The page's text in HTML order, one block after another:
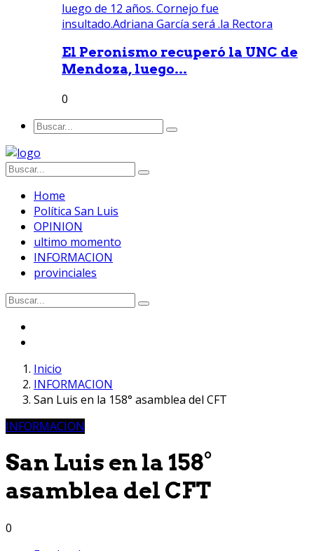
El Peronismo recuperó la UNC de
Mendoza, luego...
0
Home
Política San Luis
OPINION
ultimo momento
INFORMACION
provinciales
Inicio
INFORMACION
San Luis en la 158° asamblea del CFT
INFORMACION
San Luis en la 158°
asamblea del CFT
0